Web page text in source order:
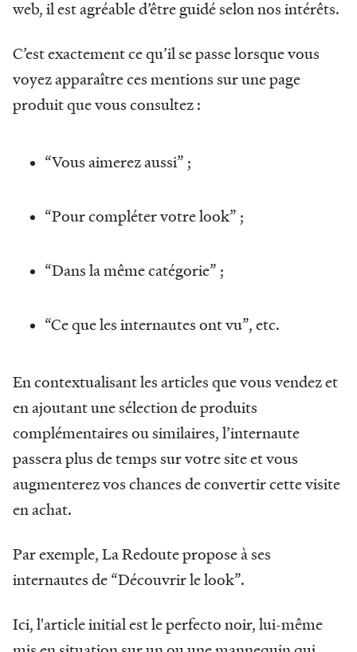
web, il est agréable d’être guidé selon nos intérêts.
C’est exactement ce qu’il se passe lorsque vous
voyez apparaître ces mentions sur une page
produit que vous consultez :
“Vous aimerez aussi” ;
“Pour compléter votre look” ;
“Dans la même catégorie” ;
“Ce que les internautes ont vu”, etc.
En contextualisant les articles que vous vendez et
en ajoutant une sélection de produits
complémentaires ou similaires, l’internaute
passera plus de temps sur votre site et vous
augmenterez vos chances de convertir cette visite
en achat.
Par exemple, La Redoute propose à ses
internautes de “Découvrir le look”.
Ici, l'article initial est le perfecto noir, lui-même